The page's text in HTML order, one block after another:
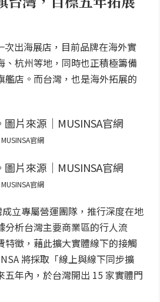
次出海展店，目前品牌在海外實
、杭州等地，同時也正積極籌備
艦店。而台灣，也是海外拓展的
官網
官網
立專屬營運團隊，推行深度在地
分析台灣主要商業區的行人流
特徵，藉此擴大實體線下的接觸
將採取「線上與線下同步擴
五年內，於台灣開出 15 家實體門